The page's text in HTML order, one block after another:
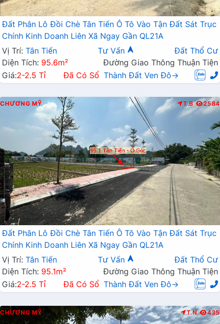
Đất Phân Lô Đồi Chè Tân Tiến Ô Tô Vào Tận Đất Sát Trục
Chính Kinh Doanh Liên Xã Ngay Gần QL21A
Vị Trí: Tân Tiến Tư Vấn
Đất Thổ Cư
Diện Tích: 95.6m²
Đường Giao Thông Thuận Tiện
Giá:2-2.5 Tỉ Đã Có Sổ Thành Đất Ven Đô→
CHƯƠNG MỸ T.B 2584
Đất Phân Lô Đồi Chè Tân Tiến Ô Tô Vào Tận Đất Sát Trục
Chính Kinh Doanh Liên Xã Ngay Gần QL21A
Vị Trí: Tân Tiến Tư Vấn
Đất Thổ Cư
Diện Tích: 95.1m²
Đường Giao Thông Thuận Tiện
Giá:2-2.5 Tỉ Đã Có Sổ Thành Đất Ven Đô→
CHƯƠNG MỸ T.N 435